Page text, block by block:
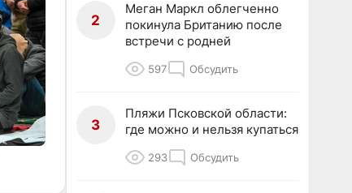
2
Меган Маркл облегченно
покинула Британию после
встречи с родней
597 Обсудить
3
Пляжи Псковской области:
где можно и нельзя купаться
293 Обсудить